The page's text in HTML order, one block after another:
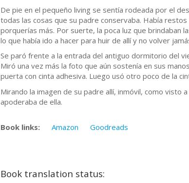
De pie en el pequeño living se sentía rodeada por el
todas las cosas que su padre conservaba. Había
porquerías más. Por suerte, la poca luz que brindaban
lo que había ido a hacer para huir de allí y no volver
Se paró frente a la entrada del antiguo dormitorio del
Miró una vez más la foto que aún sostenía en sus
puerta con cinta adhesiva. Luego usó otro poco de la
Mirando la imagen de su padre allí, inmóvil, como
apoderaba de ella.
Book links: Amazon Goodreads
Book translation status: